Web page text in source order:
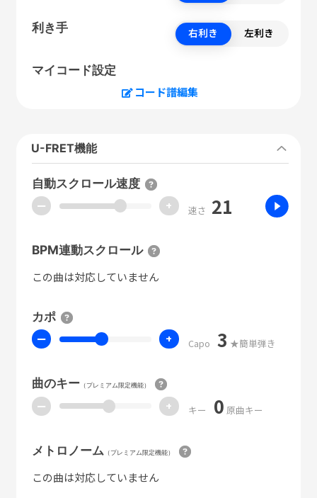
利き手 右利き 左利き
マイコード設定
コード譜編集
U-FRET機能
自動スクロール速度
ー + 速さ 21
BPM連動スクロール
この曲は対応していません
カポ
ー + Capo 3 ★簡単弾き
曲のキー（プレミアム限定機能）
ー + キー 0 原曲キー
メトロノーム （プレミアム限定機能）
この曲は対応していません